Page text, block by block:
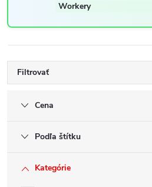
Workery
Filtrovať
Cena
Podľa štítku
Kategórie